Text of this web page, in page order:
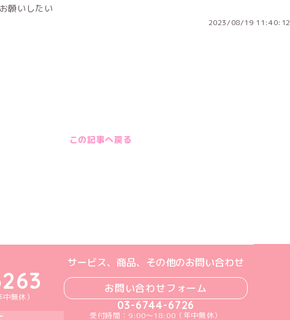
願いしたい
2023/08/19 11:40:12
この記事へ戻る
めいどりーみんTikTok公式アカウント
めいどりーみんX公式アカウント
めいどりーみんInstagram公式アカウント
めいどりーみんFacebook公式アカウント
めいどりーみんYouTube公式アカウント
無休）
サービス、商品、その他のお問い合わせ
お問い合わせフォーム
03-6744-6726
受付時間：9:00～18:00（年中無休）